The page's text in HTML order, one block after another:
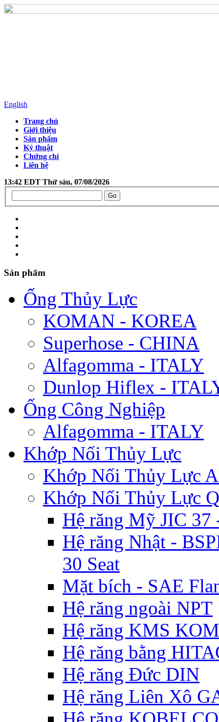
English
Trang chủ
Giới thiệu
Sản phẩm
Kỷ thuật
Chứng chỉ
Liên hệ
13:42 EDT Thứ sáu, 07/08/2026
Sản phẩm
Ống Thủy Lực
KOMAN - KOREA
Superhose - CHINA
Alfagomma - ITALY
Dunlop Hiflex -
Ống Công Nghiệp
Alfagomma - ITALY
Khớp Nối Thủy Lực
Khớp Nối Thủy Lực
Khớp Nối Thủy Lực
Hệ răng Mỹ JIC
Hệ răng Nhật -
30 Seat
Mặt bích - SAE
Hệ răng ngoài NPT
Hệ răng KMS
Hệ răng bằng
Hệ răng Đức DIN
Hệ răng Liên Xô